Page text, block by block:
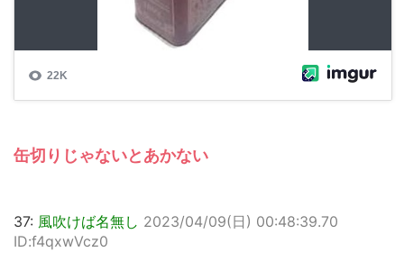
缶切りじゃないとあかない
37: 風吹けば名無し 2023/04/09(日) 00:48:39.70
ID:f4qxwVcz0